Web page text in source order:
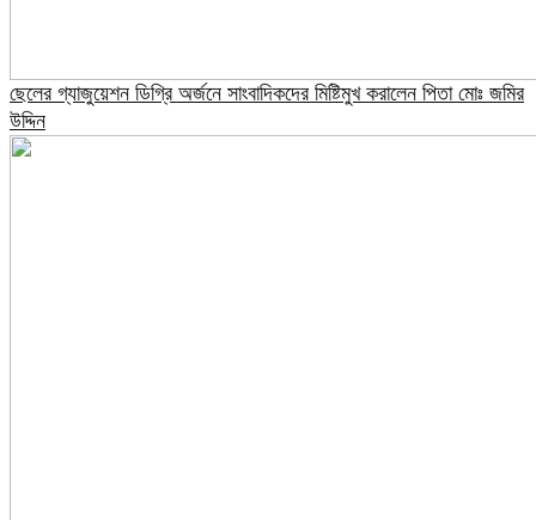
ছেলের গ্যাজুয়েশন ডিগ্রি অর্জনে সাংবাদিকদের মিষ্টিমুখ করালেন পিতা মোঃ জমির
উদ্দিন